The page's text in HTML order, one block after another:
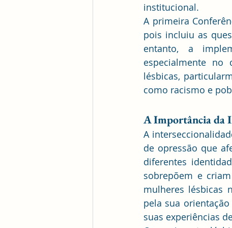
institucional.
A primeira
pois incluiu as
entanto, a
especialmente
lésbicas,
como racismo e
A Importância da
A
de opressão que
diferentes
sobrepõem e
mulheres lésbicas
pela sua
suas experiências